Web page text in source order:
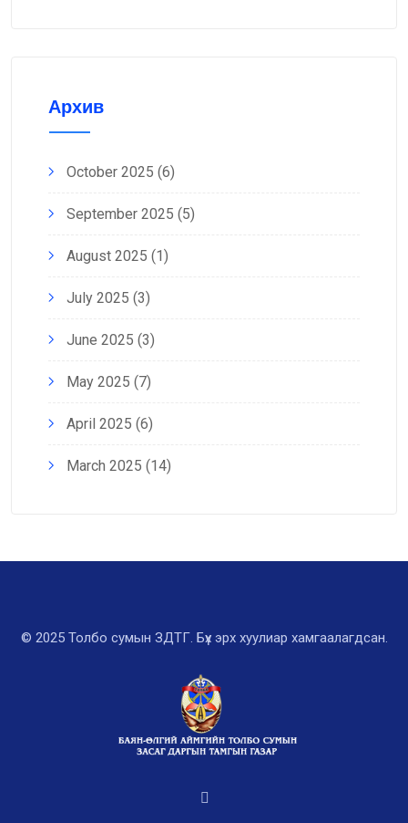
Архив
October 2025 (6)
September 2025 (5)
August 2025 (1)
July 2025 (3)
June 2025 (3)
May 2025 (7)
April 2025 (6)
March 2025 (14)
© 2025 Толбо сумын ЗДТГ. Бүх эрх хуулиар хамгаалагдсан.